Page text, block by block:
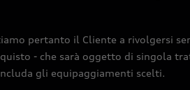
pertanto il Cliente a rivolgersi
- che sarà oggetto di singola
gli equipaggiamenti scelti.